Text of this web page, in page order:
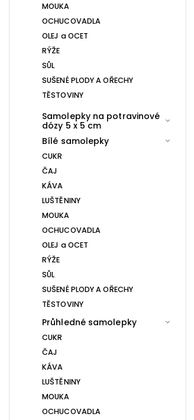
MOUKA
OCHUCOVADLA
OLEJ a OCET
RÝŽE
SŮL
SUŠENÉ PLODY A OŘECHY
TĚSTOVINY
Samolepky na potravinové
dózy 5 x 5 cm
Bílé samolepky
CUKR
ČAJ
KÁVA
LUŠTĚNINY
MOUKA
OCHUCOVADLA
OLEJ a OCET
RÝŽE
SŮL
SUŠENÉ PLODY A OŘECHY
TĚSTOVINY
Průhledné samolepky
CUKR
ČAJ
KÁVA
LUŠTĚNINY
MOUKA
OCHUCOVADLA